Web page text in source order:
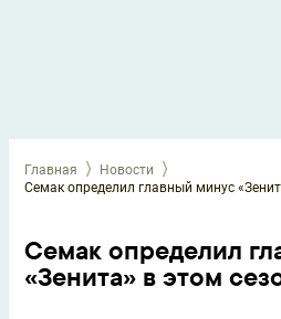
Главная
Новости
Семак определил главный минус
Семак определил
«Зенита» в этом